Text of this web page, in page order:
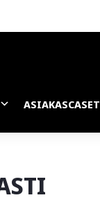
ASIAKASCASET